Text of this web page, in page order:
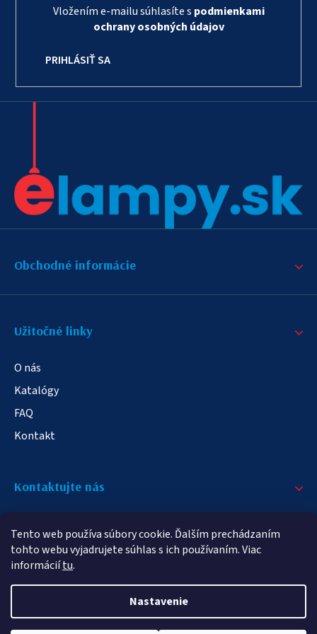
Tento web používa súbory cookie. Ďalším prechádzaním
tohto webu vyjadrujete súhlas s ich používaním. Viac
informáciítu.
Nastavenie
Vložením e-mailu súhlasíte s podmienkami
ochrany osobných údajov
PRIHLÁSIŤ SA
Obchodné informácie
Užitočné linky
O nás
Katalógy
FAQ
Kontakt
Kontaktujte nás
info@elampa.sk
elampy.sk. Všetky práva vyhradené.